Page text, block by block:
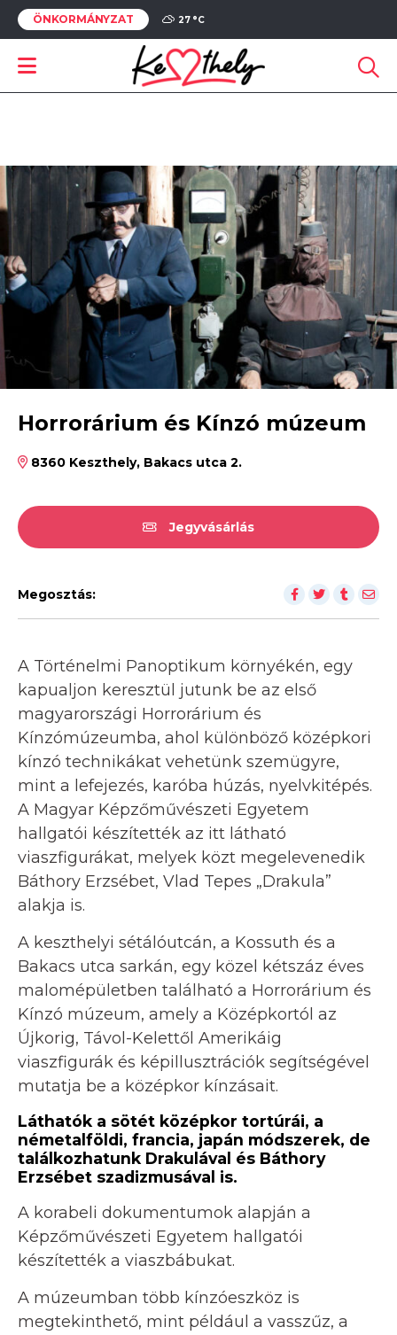
ÖNKORMÁNYZAT 27 °C
Horrorárium és Kínzó múzeum
8360 Keszthely, Bakacs utca 2.
Jegyvásárlás
Megosztás:
A Történelmi Panoptikum környékén, egy
kapualjon keresztül jutunk be az első
magyarországi Horrorárium és
Kínzómúzeumba, ahol különböző középkori
kínzó technikákat vehetünk szemügyre,
mint a lefejezés, karóba húzás, nyelvkitépés.
A Magyar Képzőművészeti Egyetem
hallgatói készítették az itt látható
viaszfigurákat, melyek közt megelevenedik
Báthory Erzsébet, Vlad Tepes „Drakula”
alakja is.
A keszthelyi sétálóutcán, a Kossuth és a
Bakacs utca sarkán, egy közel kétszáz éves
malomépületben található a Horrorárium és
Kínzó múzeum, amely a Középkortól az
Újkorig, Távol-Kelettől Amerikáig
viaszfigurák és képillusztrációk segítségével
mutatja be a középkor kínzásait.
Láthatók a sötét középkor tortúrái, a
németalföldi, francia, japán módszerek, de
találkozhatunk Drakulával és Báthory
Erzsébet szadizmusával is.
A korabeli dokumentumok alapján a
Képzőművészeti Egyetem hallgatói
készítették a viaszbábukat.
A múzeumban több kínzóeszköz is
megtekinthető, mint például a vasszűz, a